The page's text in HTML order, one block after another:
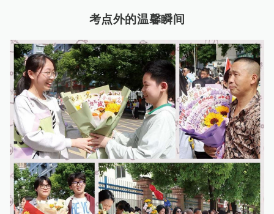
考点外的温馨瞬间